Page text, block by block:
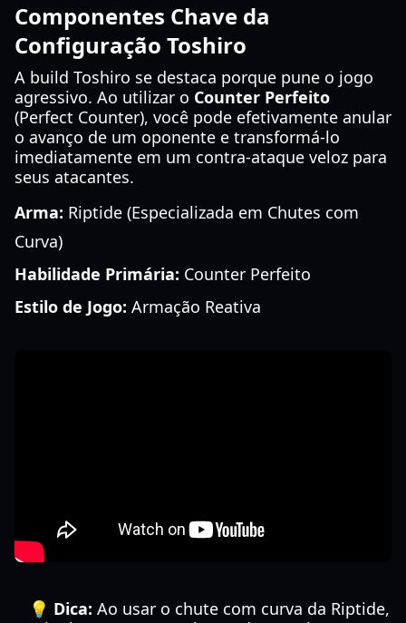
Componentes Chave da
Configuração Toshiro
A build Toshiro se destaca porque pune o jogo
agressivo. Ao utilizar o Counter Perfeito
(Perfect Counter), você pode efetivamente anular
o avanço de um oponente e transformá-lo
imediatamente em um contra-ataque veloz para
seus atacantes.
Arma: Riptide (Especializada em Chutes com
Curva)
Habilidade Primária: Counter Perfeito
Estilo de Jogo: Armação Reativa
💡 Dica: Ao usar o chute com curva da Riptide,